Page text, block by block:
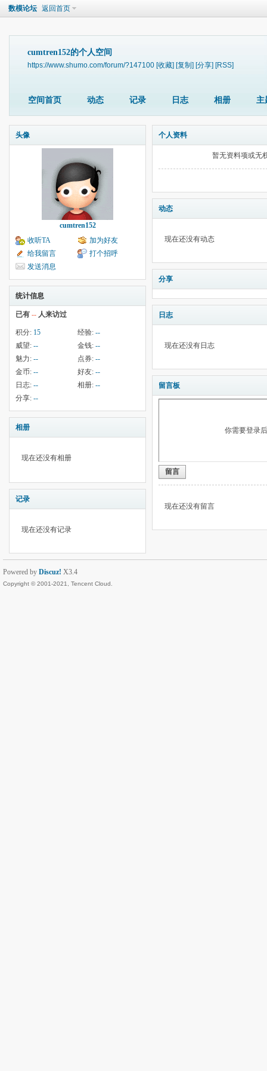
数模论坛 返回首页
cumtren152的个人空间
https://www.shumo.com/forum/?147100 [收藏] [复制] [分享] [RSS]
空间首页 动态 记录 日志 相册 主
头像
cumtren152
收听TA
加为好友
给我留言
打个招呼
发送消息
统计信息
已有 -- 人来访过
积分: 15 经验: --
威望: -- 金钱: --
魅力: -- 点券: --
金币: -- 好友: --
日志: -- 相册: --
分享: --
相册
现在还没有相册
记录
现在还没有记录
个人资料
暂无资料项或无
动态
现在还没有动态
分享
日志
现在还没有日志
留言板
你需要登录
留言
现在还没有留言
Powered by Discuz! X3.4
Copyright © 2001-2021, Tencent Cloud.